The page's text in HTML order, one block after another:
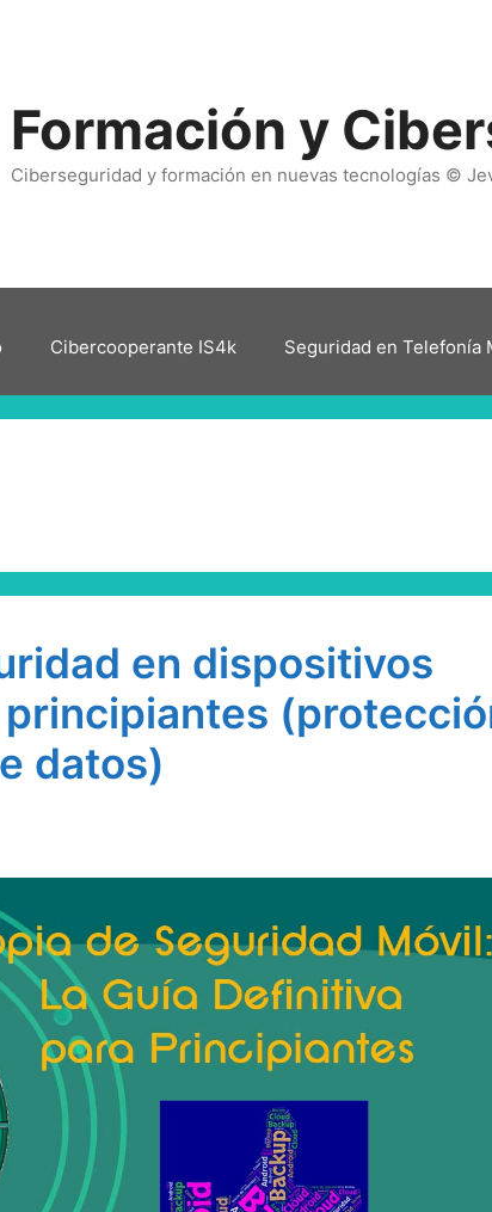
Formación y
Ciberseguridad y formación en nuevas tecnologías ©
Cibercooperante IS4k Seguridad en Telefonía
en dispositivos
principiantes
datos)